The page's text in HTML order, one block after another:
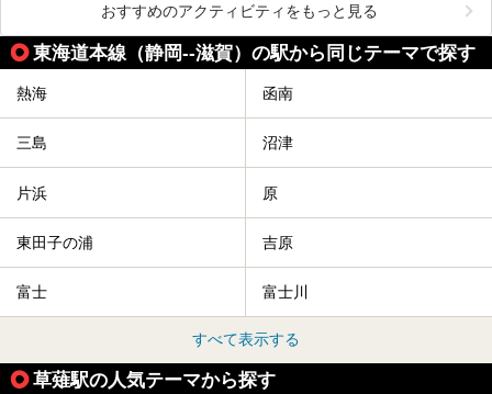
おすすめのアクティビティをもっと見る
東海道本線（静岡--滋賀）の駅から同じテーマで探す
熱海 函南
三島 沼津
片浜 原
東田子の浦 吉原
富士 富士川
すべて表示する
草薙駅の人気テーマから探す